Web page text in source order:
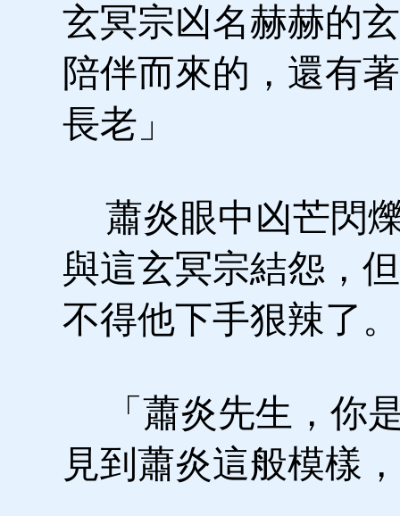
玄冥宗凶名赫赫的
陪伴而來的，還有
長老」
蕭炎眼中凶芒閃
與這玄冥宗結怨，
不得他下手狠辣了。
「蕭炎先生，你
見到蕭炎這般模樣